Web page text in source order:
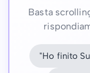
Basta
"Ho finito